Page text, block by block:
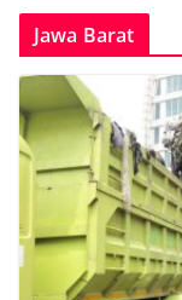
Jawa Barat